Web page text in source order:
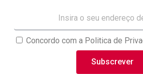
Concordo com a Politica de
Subscrever